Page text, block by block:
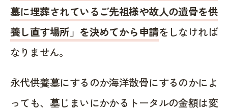
墓に埋葬されているご先祖様や故人の遺骨を供
養し直す場所」を決めてから申請をしなければ
なりません。
永代供養墓にするのか海洋散骨にするのかによ
っても、墓じまいにかかるトータルの金額は変